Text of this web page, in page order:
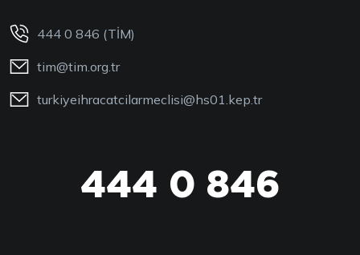
444 0 846 (TİM)
tim@tim.org.tr
turkiyeihracatcilarmeclisi@hs01.kep.tr
444 0 846